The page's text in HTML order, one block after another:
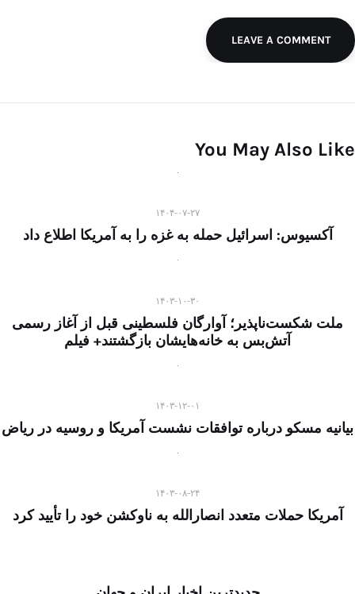
LEAVE A COMMENT
You May Also Like
۱۴۰۴-۰۷-۲۷
آکسیوس: اسرائیل حمله به غزه را به آمریکا اطلاع داد
۱۴۰۳-۱۰-۳۰
ملت شکست‌ناپذیر؛ آوارگان فلسطینی قبل از آغاز رسمی
آتش‌بس به خانه‌هایشان بازگشتند+ فیلم
۱۴۰۳-۱۲-۰۱
بیانیه مسکو درباره توافقات نشست آمریکا و روسیه در ریاض
۱۴۰۳-۰۸-۲۴
آمریکا حملات متعدد انصارالله به ناوکشن خود را تأیید کرد